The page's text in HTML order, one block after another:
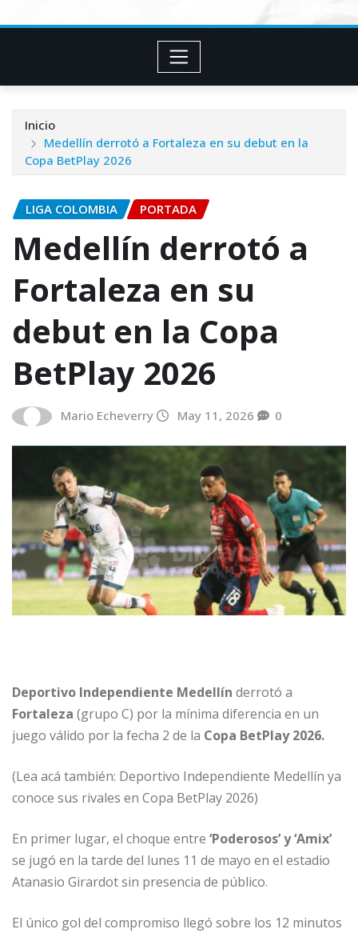
Inicio
Medellín derrotó a Fortaleza en su debut en la
Copa BetPlay 2026
LIGA COLOMBIA PORTADA
Medellín derrotó a
Fortaleza en su
debut en la Copa
BetPlay 2026
Mario Echeverry May 11, 2026 0
Deportivo Independiente Medellín derrotó a
Fortaleza (grupo C) por la mínima diferencia en un
juego válido por la fecha 2 de la Copa BetPlay 2026.
(Lea acá también: Deportivo Independiente Medellín ya
conoce sus rivales en Copa BetPlay 2026)
En primer lugar, el choque entre ‘Poderosos’ y ‘Amix’
se jugó en la tarde del lunes 11 de mayo en el estadio
Atanasio Girardot sin presencia de público.
El único gol del compromiso llegó sobre los 12 minutos